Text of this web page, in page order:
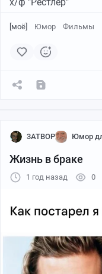
мнения) горячо
[моё] Юмор Фильмы
3ATBOP Юмор
Жизнь в браке
1 год назад 0